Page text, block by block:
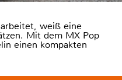
weiß eine
Mit dem MX Pop
einen kompakten